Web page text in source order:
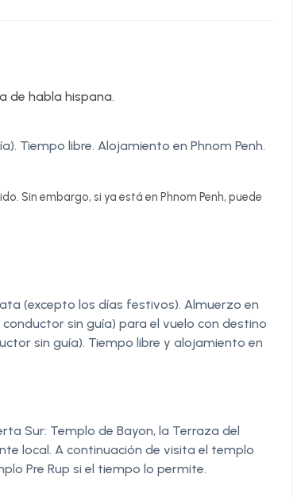
de habla hispana.
Tiempo libre. Alojamiento en Phnom Penh.
Sin embargo, si ya está en Phnom Penh, puede
(excepto los días festivos). Almuerzo en
sin guía) para el vuelo con destino
sin guía). Tiempo libre y alojamiento en
Sur: Templo de Bayon, la Terraza del
local. A continuación de visita el templo
Pre Rup si el tiempo lo permite.